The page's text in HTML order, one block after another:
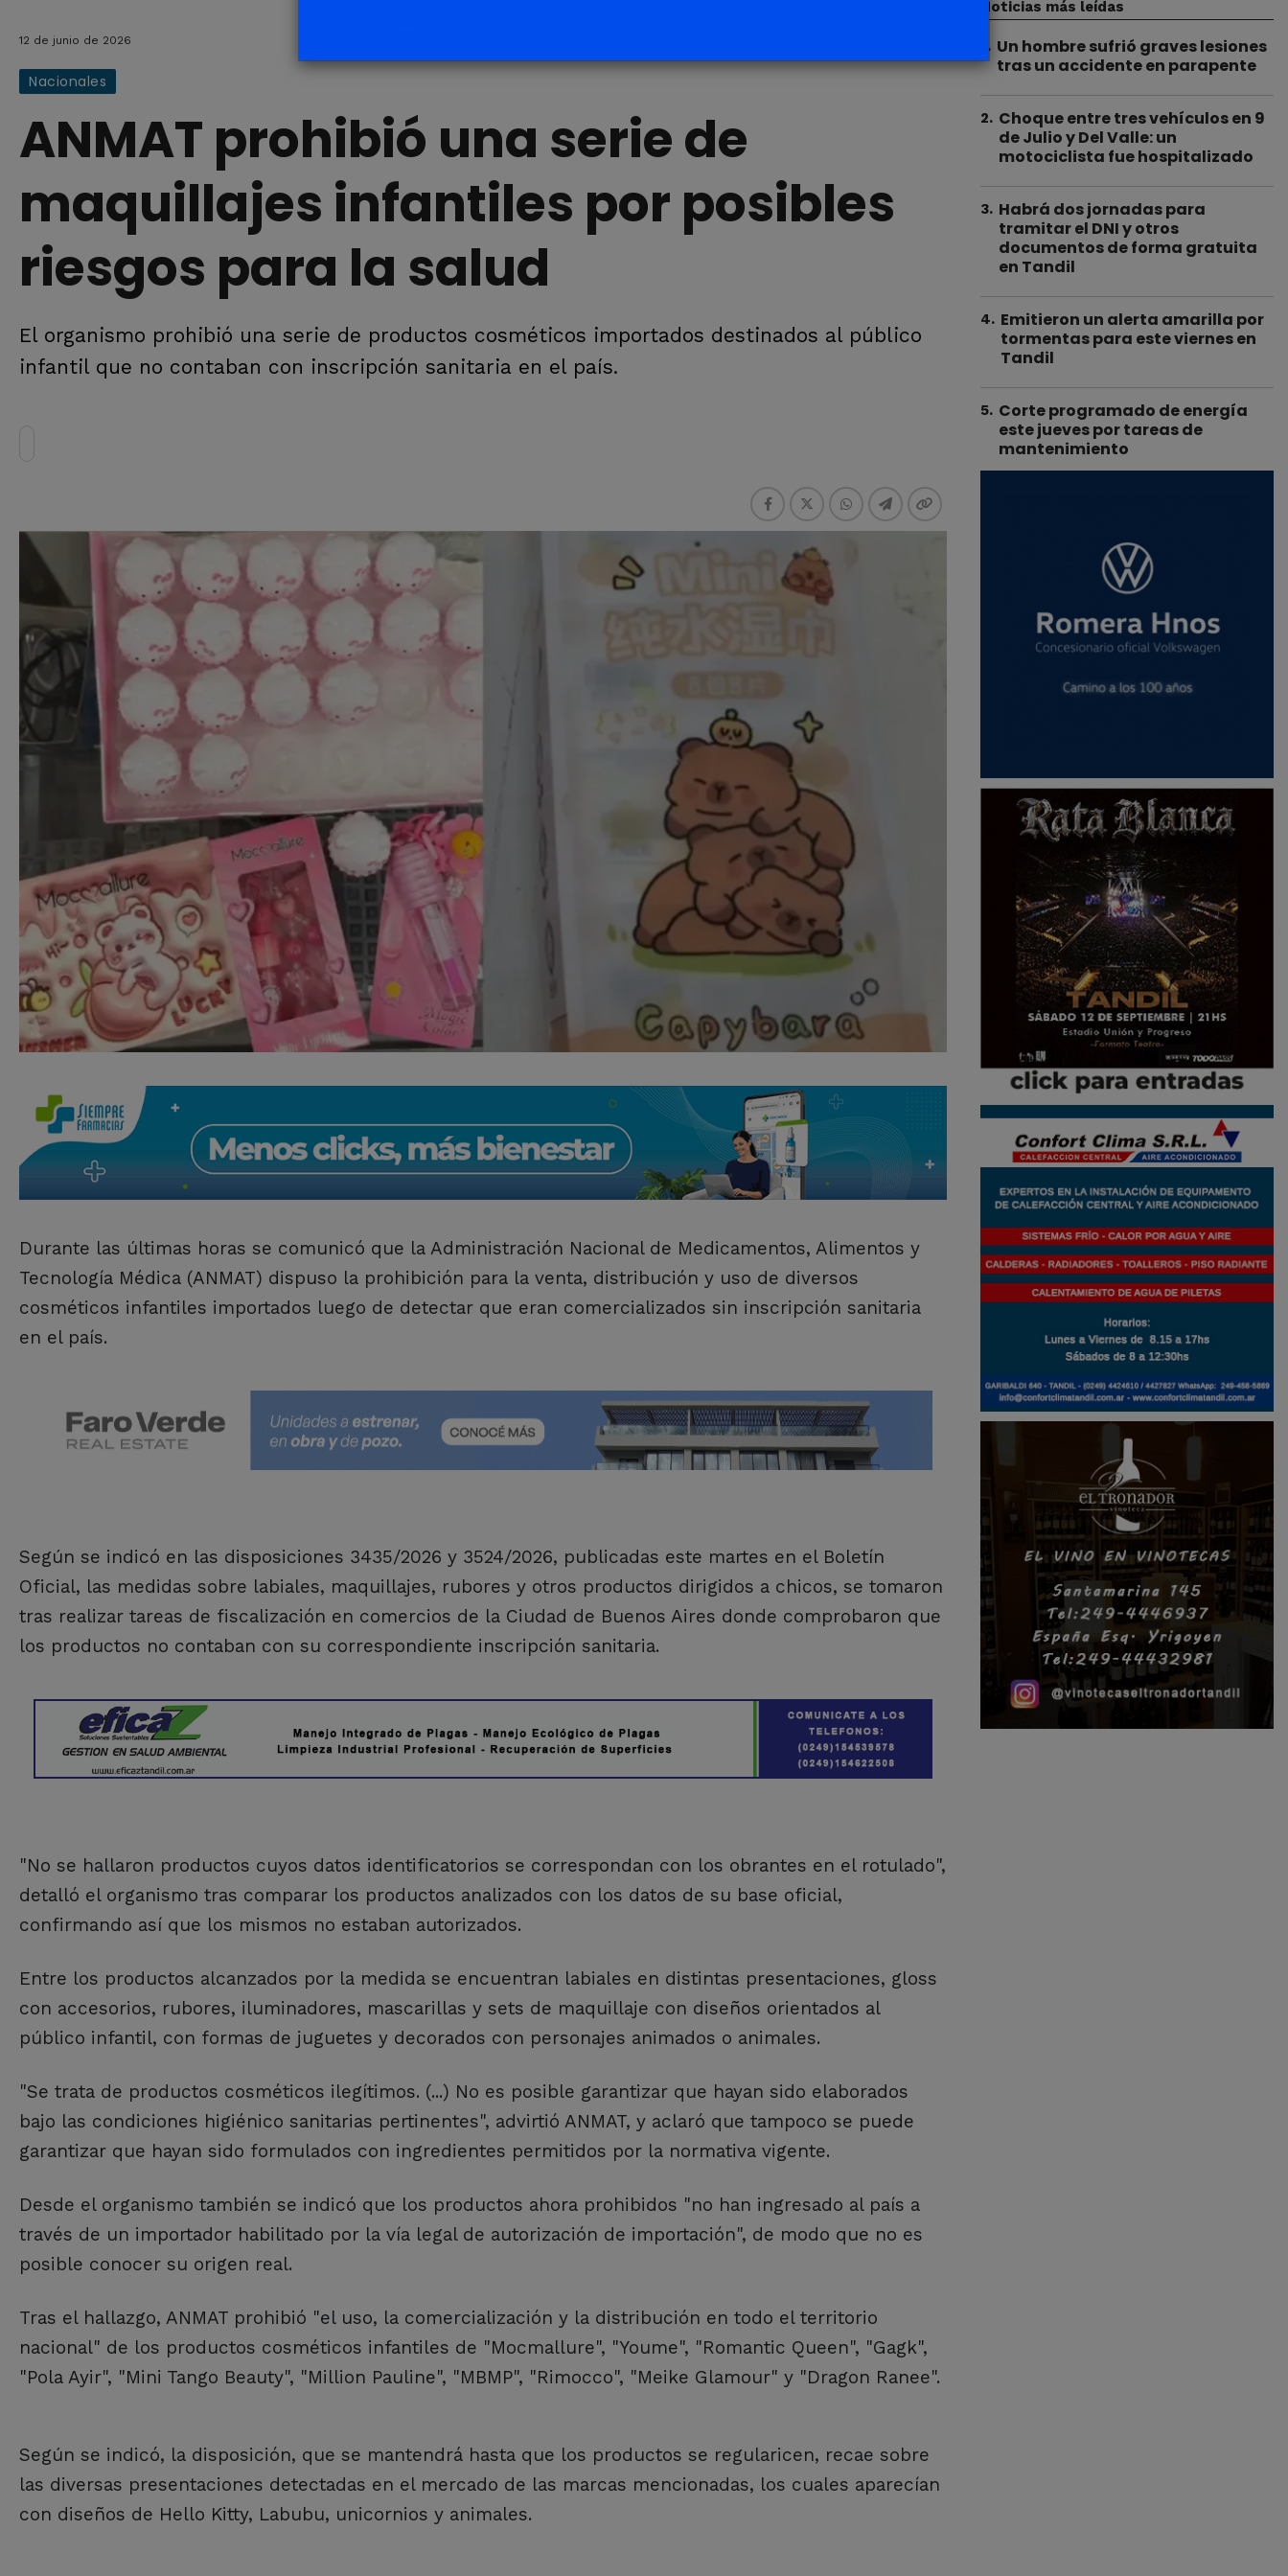
12 de junio de 2026
Nacionales
ANMAT prohibió una serie de
maquillajes infantiles por posibles
riesgos para la salud
El organismo prohibió una serie de productos cosméticos importados destinados al público
infantil que no contaban con inscripción sanitaria en el país.
Durante las últimas horas se comunicó que la Administración Nacional de Medicamentos, Alimentos y
Tecnología Médica (ANMAT) dispuso la prohibición para la venta, distribución y uso de diversos
cosméticos infantiles importados luego de detectar que eran comercializados sin inscripción sanitaria
en el país.
Según se indicó en las disposiciones 3435/2026 y 3524/2026, publicadas este martes en el Boletín
Oficial, las medidas sobre labiales, maquillajes, rubores y otros productos dirigidos a chicos, se tomaron
tras realizar tareas de fiscalización en comercios de la Ciudad de Buenos Aires donde comprobaron que
los productos no contaban con su correspondiente inscripción sanitaria.
"No se hallaron productos cuyos datos identificatorios se correspondan con los obrantes en el rotulado",
detalló el organismo tras comparar los productos analizados con los datos de su base oficial,
confirmando así que los mismos no estaban autorizados.
Entre los productos alcanzados por la medida se encuentran labiales en distintas presentaciones, gloss
con accesorios, rubores, iluminadores, mascarillas y sets de maquillaje con diseños orientados al
público infantil, con formas de juguetes y decorados con personajes animados o animales.
"Se trata de productos cosméticos ilegítimos. (...) No es posible garantizar que hayan sido elaborados
bajo las condiciones higiénico sanitarias pertinentes", advirtió ANMAT, y aclaró que tampoco se puede
garantizar que hayan sido formulados con ingredientes permitidos por la normativa vigente.
Desde el organismo también se indicó que los productos ahora prohibidos "no han ingresado al país a
través de un importador habilitado por la vía legal de autorización de importación", de modo que no es
posible conocer su origen real.
Tras el hallazgo, ANMAT prohibió "el uso, la comercialización y la distribución en todo el territorio
nacional" de los productos cosméticos infantiles de "Mocmallure", "Youme", "Romantic Queen", "Gagk",
"Pola Ayir", "Mini Tango Beauty", "Million Pauline", "MBMP", "Rimocco", "Meike Glamour" y "Dragon Ranee".
Según se indicó, la disposición, que se mantendrá hasta que los productos se regularicen, recae sobre
las diversas presentaciones detectadas en el mercado de las marcas mencionadas, los cuales aparecían
con diseños de Hello Kitty, Labubu, unicornios y animales.
Noticias más leídas
. Un hombre sufrió graves lesiones
tras un accidente en parapente
2. Choque entre tres vehículos en 9
de Julio y Del Valle: un
motociclista fue hospitalizado
3. Habrá dos jornadas para
tramitar el DNI y otros
documentos de forma gratuita
en Tandil
4. Emitieron un alerta amarilla por
tormentas para este viernes en
Tandil
5. Corte programado de energía
este jueves por tareas de
mantenimiento